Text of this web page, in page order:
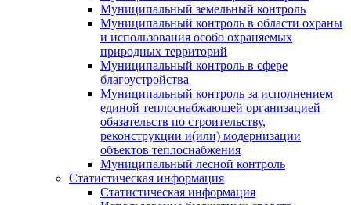
Муниципальный земельный контроль
Муниципальный контроль в области охраны
и использования особо охраняемых
природных территорий
Муниципальный контроль в сфере
благоустройства
Муниципальный контроль за исполнением
единой теплоснабжающей организацией
обязательств по строительству,
реконструкции и(или) модернизации
объектов теплоснабжения
Муниципальный лесной контроль
Статистическая информация
Статистическая информация